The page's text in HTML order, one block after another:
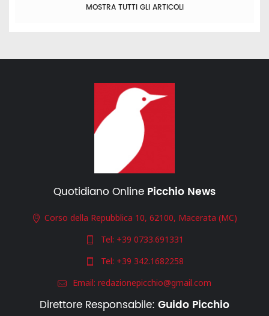
MOSTRA TUTTI GLI ARTICOLI
Quotidiano Online Picchio News
Corso della Repubblica 10, 62100, Macerata (MC)
Tel: +39 0733.691331
Tel: +39 342.1682258
Email: redazionepicchio@gmail.com
Direttore Responsabile: Guido Picchio